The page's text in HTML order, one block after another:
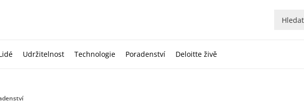
Udržitelnost Technologie Poradenství Deloitte živě